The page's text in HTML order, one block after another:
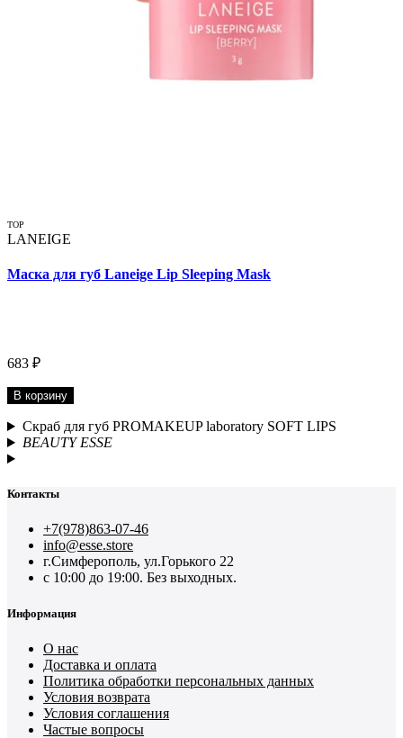
TOP
LANEIGE
Маска для губ Laneige Lip Sleeping Mask
683 ₽
В корзину
Скраб для губ PROMAKEUP laboratory SOFT LIPS
BEAUTY ESSE
Контакты
+7(978)863-07-46
info@esse.store
г.Симферополь, ул.Горького 22
с 10:00 до 19:00. Без выходных.
Информация
О нас
Доставка и оплата
Политика обработки персональных данных
Условия возврата
Условия соглашения
Частые вопросы